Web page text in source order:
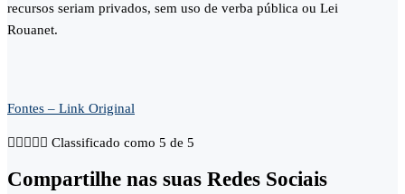
recursos seriam privados, sem uso de verba pública ou Lei
Rouanet.
Fontes – Link Original
     Classificado como 5 de 5
Compartilhe nas suas Redes Sociais